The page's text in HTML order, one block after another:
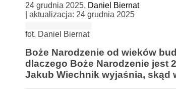
24 grudnia 2025, Daniel Biernat
| aktualizacja: 24 grudnia 2025
fot. Daniel Biernat
Boże Narodzenie od wieków
dlaczego Boże Narodzenie jest
Jakub Wiechnik wyjaśnia, skąd